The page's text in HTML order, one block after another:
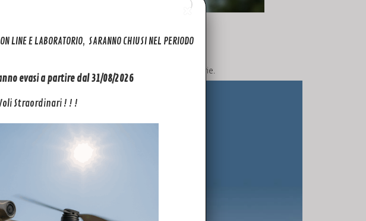
IA
sempre al centro di riprese straordinarie.
LINE E LABORATORIO, SARANNO CHIUSI NEL PERIODO
evasi a partire dal 31/08/2026
Straordinari ! ! !